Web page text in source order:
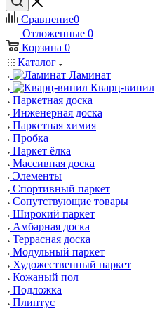
Сравнение0
Отложенные 0
Корзина 0
Каталог
Ламинат
Кварц-винил
Паркетная доска
Инженерная доска
Паркетная химия
Пробка
Паркет ёлка
Массивная доска
Элементы
Спортивный паркет
Сопутствующие товары
Широкий паркет
Амбарная доска
Террасная доска
Модульный паркет
Художественный паркет
Кожаный пол
Подложка
Плинтус